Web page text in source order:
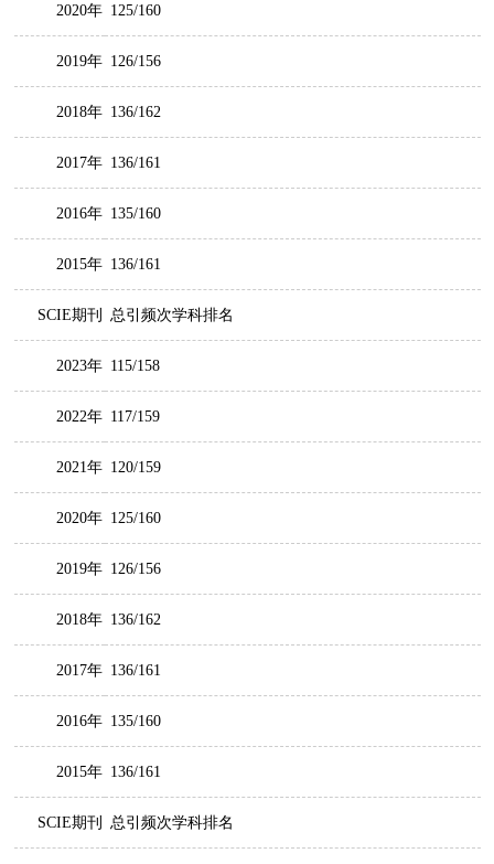
2020年 125/160
2019年 126/156
2018年 136/162
2017年 136/161
2016年 135/160
2015年 136/161
SCIE期刊 总引频次学科排名
2023年 115/158
2022年 117/159
2021年 120/159
2020年 125/160
2019年 126/156
2018年 136/162
2017年 136/161
2016年 135/160
2015年 136/161
SCIE期刊 总引频次学科排名